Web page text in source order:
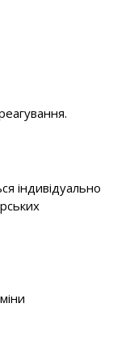
індивідуально